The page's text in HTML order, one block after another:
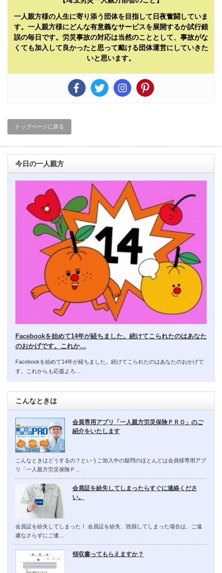
一人親方様の人生に寄り添う団体を目指して日夜奮闘していま
す。一人親方様にどんな有意義なサービスを展開するか試行錯
誤の毎日です。労災事故の対応は当然のこととして、事故がな
くても加入して良かったと思って戴ける団体運営にしていきた
いと思います。
トップページに戻る
今日の一人親方
Facebookを始めて14年が経ちました。続けてこられたのはあなた
のおかげです。これか…
Facebookを始めて14年が経ちました。続けてこられたのはあなたのおかげで
す。これからも応援よろ…
こんなときは
会員専用アプリ「一人親方労災保険ＰＲＯ」のご
紹介をいたします
こんなときはどうするの？というご加入中の疑問のほとんどは会員様専用アプ
リ「一人親方労災保険Ｐ…
会員証を紛失してしまったらすぐに連絡くださ
い。
会員証を紛失してしまった！ 会員証を紛失、毀損してしまった場合は、ご遠
慮なさらずにご連…
領収書ってもらえますか？